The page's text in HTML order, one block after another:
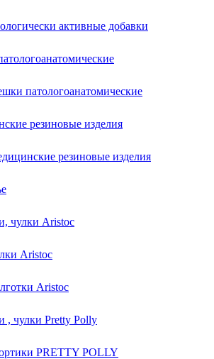
активные добавки
патологоанатомические
резиновые изделия
резиновые изделия
чулки Aristoc
Aristoc
Aristoc
, чулки Pretty Polly
PRETTY POLLY